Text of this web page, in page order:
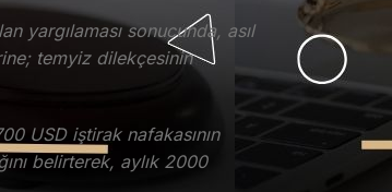
yargılaması sonucunda, asıl
temyiz dilekçesinin
USD iştirak nafakasının
belirterek, aylık 2000